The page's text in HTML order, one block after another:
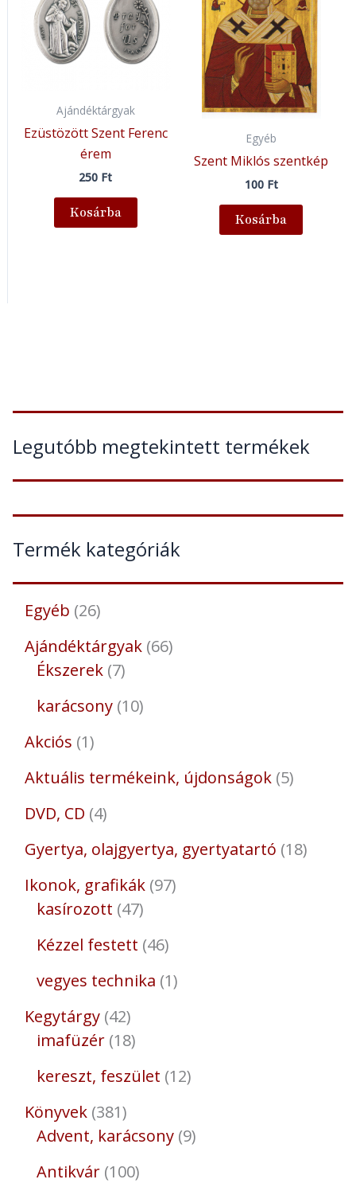
Legutóbb megtekintett termékek
Termék kategóriák
Egyéb 26
Ajándéktárgyak 66
Ékszerek 7
karácsony 10
Akciós 1
Aktuális termékeink, újdonságok 5
DVD, CD 4
Gyertya, olajgyertya, gyertyatartó 18
Ikonok, grafikák 97
kasírozott 47
Kézzel festett 46
vegyes technika 1
Kegytárgy 42
imafüzér 18
kereszt, feszület 12
Könyvek 381
Advent, karácsony 9
Antikvár 100
Ajándéktárgyak
Ezüstözött Szent Ferenc
érem
250 Ft
Kosárba
Egyéb
Szent Miklós szentkép
100 Ft
Kosárba